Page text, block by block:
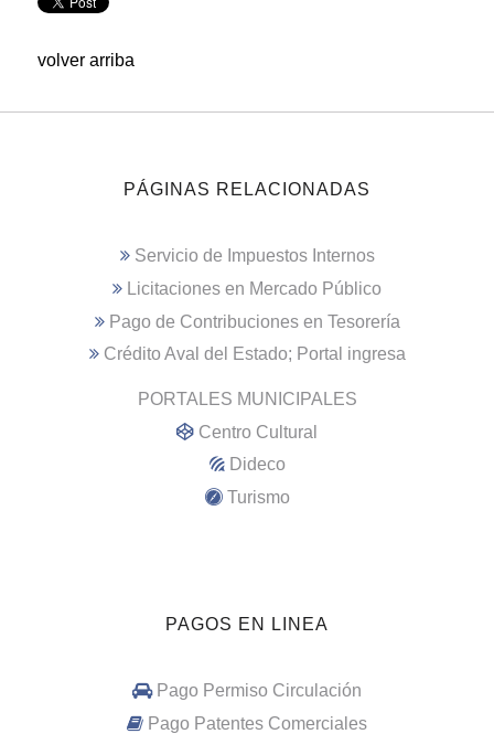
volver arriba
PÁGINAS RELACIONADAS
Servicio de Impuestos Internos
Licitaciones en Mercado Público
Pago de Contribuciones en Tesorería
Crédito Aval del Estado; Portal ingresa
PORTALES MUNICIPALES
Centro Cultural
Dideco
Turismo
PAGOS EN LINEA
Pago Permiso Circulación
Pago Patentes Comerciales